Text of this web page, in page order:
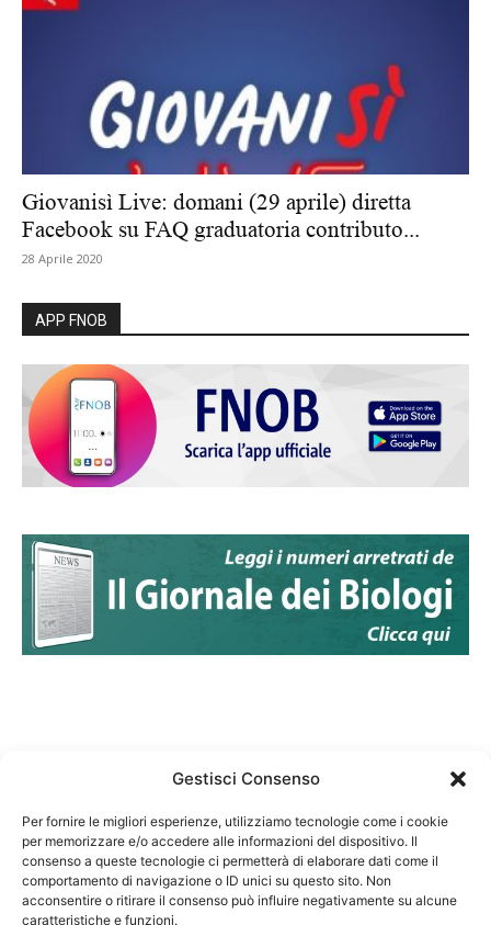
Gestisci Consenso
Per fornire le migliori esperienze, utilizziamo tecnologie come i cookie
per memorizzare e/o accedere alle informazioni del dispositivo. Il
consenso a queste tecnologie ci permetterà di elaborare dati come il
comportamento di navigazione o ID unici su questo sito. Non
acconsentire o ritirare il consenso può influire negativamente su alcune
caratteristiche e funzioni.
Giovanisì Live: domani (29 aprile) diretta
Facebook su FAQ graduatoria contributo...
28 Aprile 2020
APP FNOB
Federazione Nazionale Degli Ordini dei Biologi:
codice fiscale 80069130583
Responsabile sito internet www.fnob.it: Vincenzo